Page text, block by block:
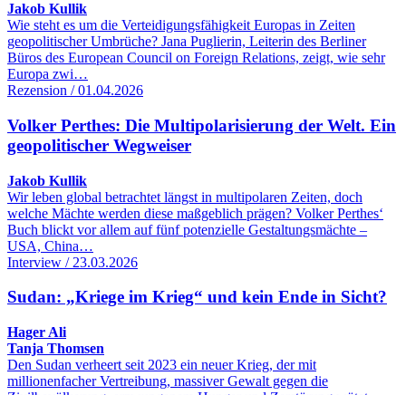
Jakob Kullik
Wie steht es um die Verteidigungsfähigkeit Europas in Zeiten
geopolitischer Umbrüche? Jana Puglierin, Leiterin des Berliner
Büros des European Council on Foreign Relations, zeigt, wie sehr
Europa zwi…
Rezension / 01.04.2026
Volker Perthes: Die Multipolarisierung der Welt. Ein
geopolitischer Wegweiser
Jakob Kullik
Wir leben global betrachtet längst in multipolaren Zeiten, doch
welche Mächte werden diese maßgeblich prägen? Volker Perthes‘
Buch blickt vor allem auf fünf potenzielle Gestaltungsmächte –
USA, China…
Interview / 23.03.2026
Sudan: „Kriege im Krieg“ und kein Ende in Sicht?
Hager Ali
Tanja Thomsen
Den Sudan verheert seit 2023 ein neuer Krieg, der mit
millionenfacher Vertreibung, massiver Gewalt gegen die